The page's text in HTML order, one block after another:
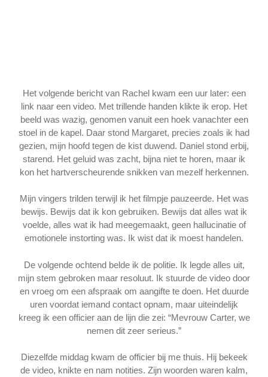
Het volgende bericht van Rachel kwam een uur later: een
link naar een video. Met trillende handen klikte ik erop. Het
beeld was wazig, genomen vanuit een hoek vanachter een
stoel in de kapel. Daar stond Margaret, precies zoals ik had
gezien, mijn hoofd tegen de kist duwend. Daniel stond erbij,
starend. Het geluid was zacht, bijna niet te horen, maar ik
kon het hartverscheurende snikken van mezelf herkennen.
Mijn vingers trilden terwijl ik het filmpje pauzeerde. Het was
bewijs. Bewijs dat ik kon gebruiken. Bewijs dat alles wat ik
voelde, alles wat ik had meegemaakt, geen hallucinatie of
emotionele instorting was. Ik wist dat ik moest handelen.
De volgende ochtend belde ik de politie. Ik legde alles uit,
mijn stem gebroken maar resoluut. Ik stuurde de video door
en vroeg om een afspraak om aangifte te doen. Het duurde
uren voordat iemand contact opnam, maar uiteindelijk
kreeg ik een officier aan de lijn die zei: “Mevrouw Carter, we
nemen dit zeer serieus.”
Diezelfde middag kwam de officier bij me thuis. Hij bekeek
de video, knikte en nam notities. Zijn woorden waren kalm,